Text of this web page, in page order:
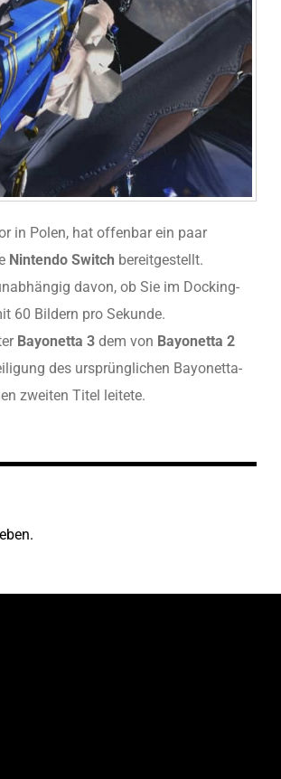
in Polen, hat offenbar ein paar
Nintendo Switch bereitgestellt.
davon, ob Sie im Docking-
60 Bildern pro Sekunde.
Bayonetta 3 dem von Bayonetta 2
des ursprünglichen Bayonetta-
zweiten Titel leitete.